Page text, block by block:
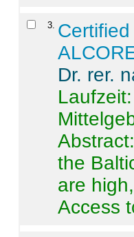
3
Dr. rer.
Abstract:
the
are
Access